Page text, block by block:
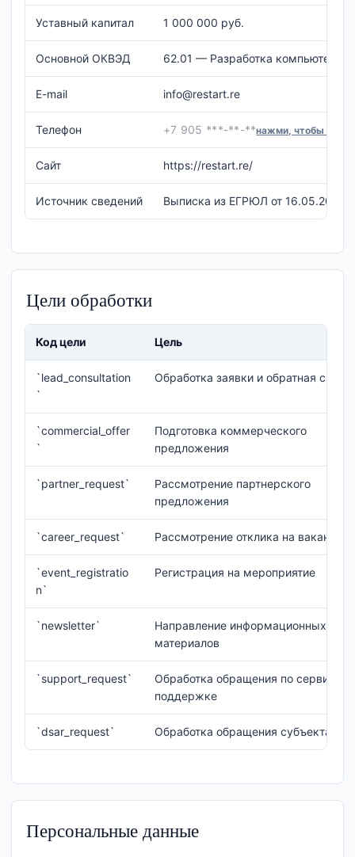
Уставный капитал 1 000 000 руб.
Основной ОКВЭД 62.01 — Разработка
E-mail info@restart.re
Телефон +7 905 ***-**-**нажми, чтобы
Сайт https://restart.re/
Источник сведений Выписка из ЕГРЮЛ от
Цели обработки
Код цели Цель
`lead_consultation
`
Обработка заявки и обратная связь
`commercial_offer
`
Подготовка коммерческого
предложения
`partner_request`
Рассмотрение партнерского
предложения
`career_request` Рассмотрение отклика на вакансию
`event_registratio
n`
Регистрация на мероприятие
`newsletter`
Направление информационных
материалов
`support_request`
Обработка обращения по сервису/
поддержке
`dsar_request` Обработка обращения субъекта
Персональные данные